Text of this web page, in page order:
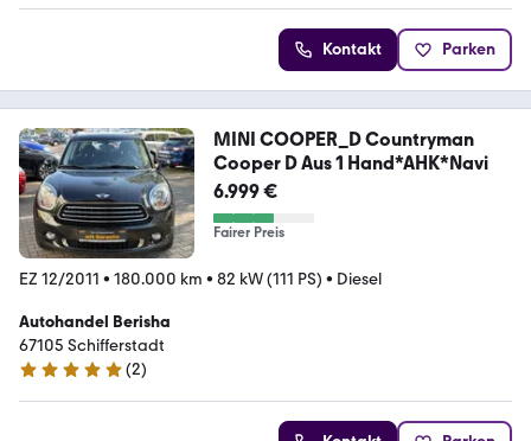
Kontakt Parken
MINI COOPER_D Countryman
Cooper D Aus 1 Hand*AHK*Navi
6.999 €
Fairer Preis
EZ 12/2011 • 180.000 km • 82 kW (111 PS) • Diesel
Autohandel Berisha
67105 Schifferstadt
5 Sterne
(2)